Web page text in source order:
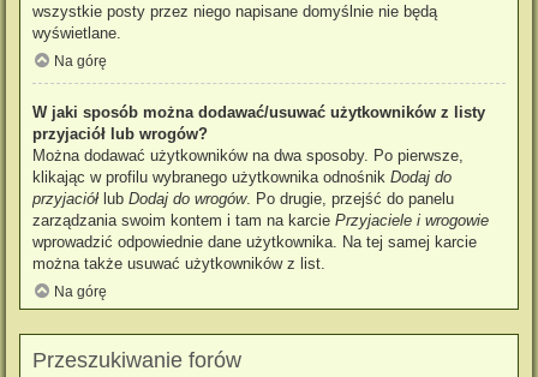
wszystkie posty przez niego napisane domyślnie nie będą
wyświetlane.
Na górę
W jaki sposób można dodawać/usuwać użytkowników z listy
przyjaciół lub wrogów?
Można dodawać użytkowników na dwa sposoby. Po pierwsze,
klikając w profilu wybranego użytkownika odnośnik Dodaj do
przyjaciół lub Dodaj do wrogów. Po drugie, przejść do panelu
zarządzania swoim kontem i tam na karcie Przyjaciele i wrogowie
wprowadzić odpowiednie dane użytkownika. Na tej samej karcie
można także usuwać użytkowników z list.
Na górę
Przeszukiwanie forów